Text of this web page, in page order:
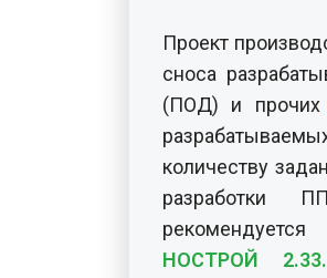
Проект
сноса
(ПОД) и прочих
количеству
разработки
НОСТРОЙ